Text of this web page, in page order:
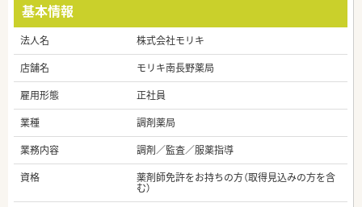
基本情報
法人名
株式会社モリキ
店舗名
モリキ南長野薬局
雇用形態
正社員
業種
調剤薬局
業務内容
調剤／監査／服薬指導
資格
薬剤師免許をお持ちの方（取得見込みの方を含
む）